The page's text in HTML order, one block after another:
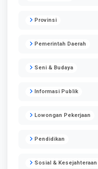
Provinsi
Pemerintah Daerah
Seni & Budaya
Informasi Publik
Lowongan Pekerjaan
Pendidikan
Sosial &